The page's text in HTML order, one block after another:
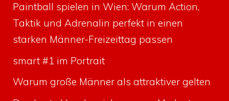
Paintball spielen in Wien: Warum Action,
Taktik und Adrenalin perfekt in einen
starken Männer-Freizeittag passen
smart #1 im Portrait
Warum große Männer als attraktiver gelten